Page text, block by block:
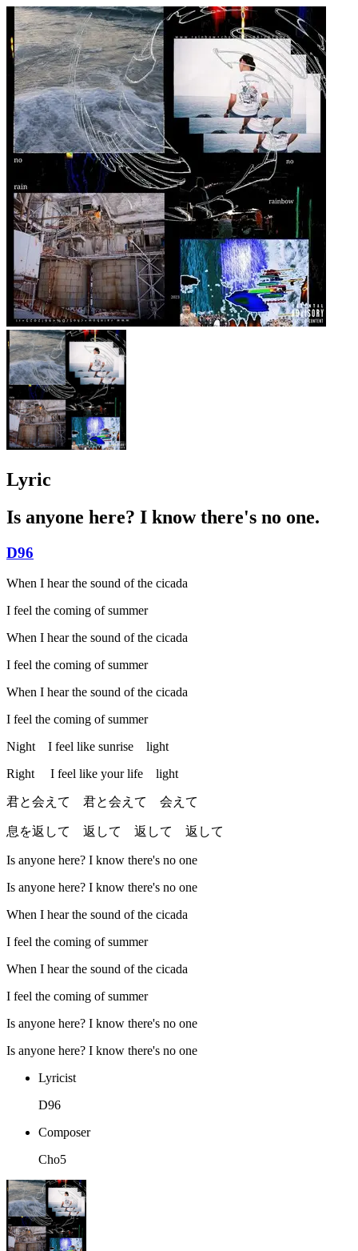
Lyric
Is anyone here? I know there's no one.
D96
When I hear the sound of the cicada
I feel the coming of summer
When I hear the sound of the cicada
I feel the coming of summer
When I hear the sound of the cicada
I feel the coming of summer
Night I feel like sunrise light
Right I feel like your life light
君と会えて 君と会えて 会えて
息を返して 返して 返して 返して
Is anyone here? I know there's no one
Is anyone here? I know there's no one
When I hear the sound of the cicada
I feel the coming of summer
When I hear the sound of the cicada
I feel the coming of summer
Is anyone here? I know there's no one
Is anyone here? I know there's no one
Lyricist
D96
Composer
Cho5